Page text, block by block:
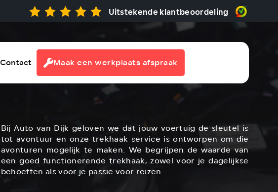
Uitstekende klantbeoordeling
Contact Maak een werkplaats afspraak
Bij Auto van Dijk geloven we dat jouw voertuig de sleutel is
tot avontuur en onze trekhaak service is ontworpen om die
avonturen mogelijk te maken. We begrijpen de waarde van
een goed functionerende trekhaak, zowel voor je dagelijkse
behoeften als voor je passie voor reizen.